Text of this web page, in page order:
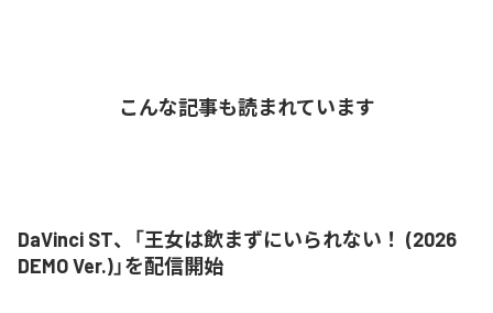
こんな記事も読まれています
DaVinci ST、「王女は飲まずにいられない！ (2026
DEMO Ver.)」を配信開始